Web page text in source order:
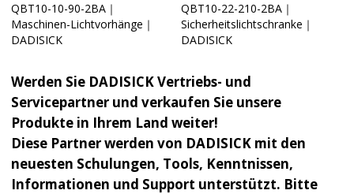
QBT10-10-90-2BA｜
Maschinen-Lichtvorhänge｜
DADISICK
QBT10-22-210-2BA｜
Sicherheitslichtschranke｜
DADISICK
Werden Sie DADISICK Vertriebs- und
Servicepartner und verkaufen Sie unsere
Produkte in Ihrem Land weiter!
Diese Partner werden von DADISICK mit den
neuesten Schulungen, Tools, Kenntnissen,
Informationen und Support unterstützt. Bitte